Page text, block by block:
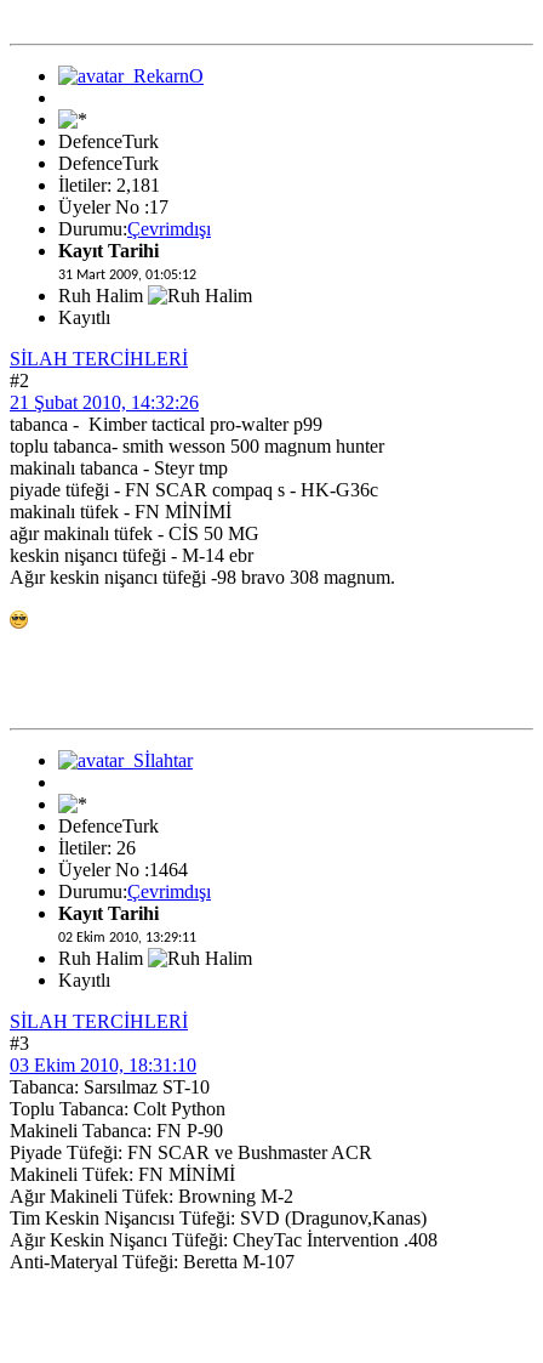
DefenceTurk
DefenceTurk
İletiler: 2,181
Üyeler No :17
Durumu:Çevrimdışı
Kayıt Tarihi
31 Mart 2009, 01:05:12
Ruh Halim
Kayıtlı
SİLAH TERCİHLERİ
#2
21 Şubat 2010, 14:32:26
tabanca - Kimber tactical pro-walter p99
toplu tabanca- smith wesson 500 magnum hunter
makinalı tabanca - Steyr tmp
piyade tüfeği - FN SCAR compaq s - HK-G36c
makinalı tüfek - FN MİNİMİ
ağır makinalı tüfek - CİS 50 MG
keskin nişancı tüfeği - M-14 ebr
Ağır keskin nişancı tüfeği -98 bravo 308 magnum.
DefenceTurk
İletiler: 26
Üyeler No :1464
Durumu:Çevrimdışı
Kayıt Tarihi
02 Ekim 2010, 13:29:11
Ruh Halim
Kayıtlı
SİLAH TERCİHLERİ
#3
03 Ekim 2010, 18:31:10
Tabanca: Sarsılmaz ST-10
Toplu Tabanca: Colt Python
Makineli Tabanca: FN P-90
Piyade Tüfeği: FN SCAR ve Bushmaster ACR
Makineli Tüfek: FN MİNİMİ
Ağır Makineli Tüfek: Browning M-2
Tim Keskin Nişancısı Tüfeği: SVD (Dragunov,Kanas)
Ağır Keskin Nişancı Tüfeği: CheyTac İntervention .408
Anti-Materyal Tüfeği: Beretta M-107